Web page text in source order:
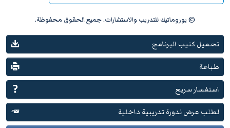
© يوروماتيك للتدريب والاستشارات. جميع الحقوق محفوظة.
تحميل كتيب البرنامج
طباعة
استفسار سريع
لطلب عرض لدورة تدريبية داخلية